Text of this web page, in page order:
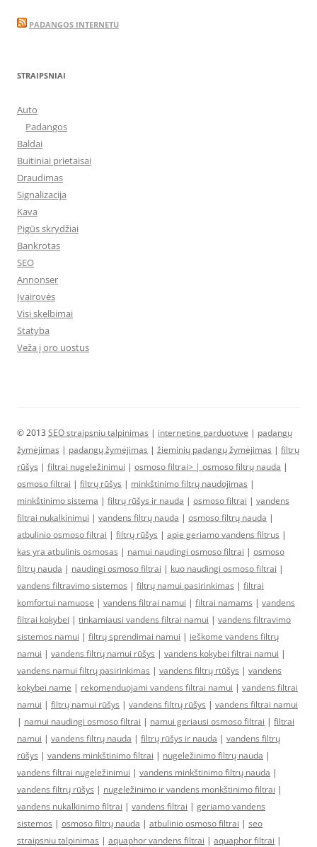
PADANGOS INTERNETU
STRAIPSNIAI
Auto
Padangos
Baldai
Buitiniai prietaisai
Draudimas
Signalizacija
Kava
Pigūs skrydžiai
Bankrotas
SEO
Annonser
Įvairovės
Visi skelbimai
Statyba
Veža į oro uostus
© 2013 SEO straipsniu talpinimas | internetine parduotuve | padangų
žymėjimas | padangų žymėjimas | žieminių padangų žymėjimas | filtrų
rūšys | filtrai nugeležinimui | osmoso filtrai> | osmoso filtrų nauda |
osmoso filtrai | filtrų rūšys | minkštinimo filtrų naudojimas |
minkštinimo sistema | filtrų rūšys ir nauda | osmoso filtrai | vandens
filtrai nukalkinimui | vandens filtrų nauda | osmoso filtrų nauda |
atbulinio osmoso filtrai | filtrų rūšys | apie geriamo vandens filtrus |
kas yra atbulinis osmosas | namui naudingi osmoso filtrai | osmoso
filtrų nauda | naudingi osmoso filtrai | kuo naudingi osmoso filtrai |
vandens filtravimo sistemos | filtrų namui pasirinkimas | filtrai
komfortui namuose | vandens filtrai namui | filtrai namams | vandens
filtrai kokybei | tinkamiausi vandens filtrai namui | vandens filtravimo
sistemos namui | filtrų sprendimai namui | ieškome vandens filtrų
namui | vandens filtrų namui rūšys | vandens kokybei filtrai namui |
vandens namui filtrų pasirinkimas | vandens filtrų rtūšys | vandens
kokybei name | rekomenduojami vandens filtrai namui | vandens filtrai
namui | filtrų namui rūšys | vandens filtrų rūšys | vandens filtrai namui
| namui naudingi osmoso filtrai | namui geriausi osmoso filtrai | filtrai
namui | vandens filtrų nauda | filtrų rūšys ir nauda | vandens filtrų
rūšys | vandens minkštinimo filtrai | nugeležinimo filtrų nauda |
vandens filtrai nugeležinimui | vandens minkštinimo filtrų nauda |
vandens filtrų rūšys | nugeležinimo ir vandens monkštinimo filtrai |
vandens nukalkinimo filtrai | vandens filtrai | geriamo vandens
sistemos | osmoso filtrų nauda | atbulinio osmoso filtrai | seo
straipsniu talpinimas | aquaphor vandens filtrai | aquaphor filtrai |